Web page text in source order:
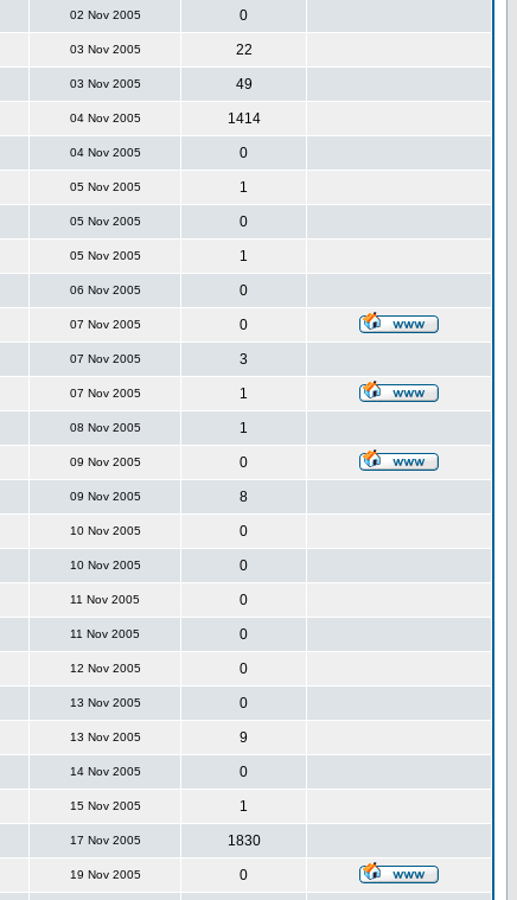
02 Nov 2005 0
03 Nov 2005 22
03 Nov 2005 49
04 Nov 2005 1414
04 Nov 2005 0
05 Nov 2005 1
05 Nov 2005 0
05 Nov 2005 1
06 Nov 2005 0
07 Nov 2005 0
07 Nov 2005 3
07 Nov 2005 1
08 Nov 2005 1
09 Nov 2005 0
09 Nov 2005 8
10 Nov 2005 0
10 Nov 2005 0
11 Nov 2005 0
11 Nov 2005 0
12 Nov 2005 0
13 Nov 2005 0
13 Nov 2005 9
14 Nov 2005 0
15 Nov 2005 1
17 Nov 2005 1830
19 Nov 2005 0